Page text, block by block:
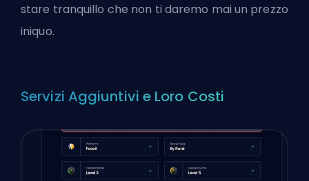
stare tranquillo che non ti daremo mai un prezzo
iniquo.
Servizi Aggiuntivi e Loro Costi